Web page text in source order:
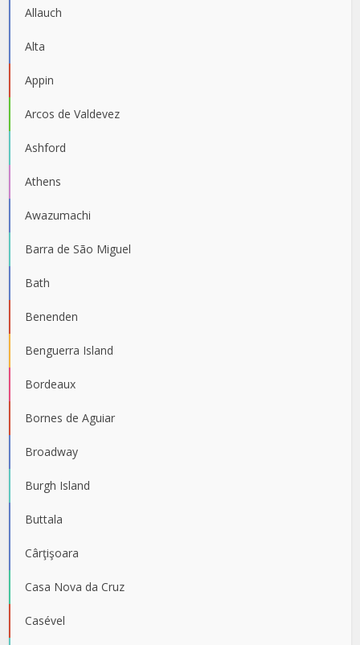
Allauch
Alta
Appin
Arcos de Valdevez
Ashford
Athens
Awazumachi
Barra de São Miguel
Bath
Benenden
Benguerra Island
Bordeaux
Bornes de Aguiar
Broadway
Burgh Island
Buttala
Cârţişoara
Casa Nova da Cruz
Casével